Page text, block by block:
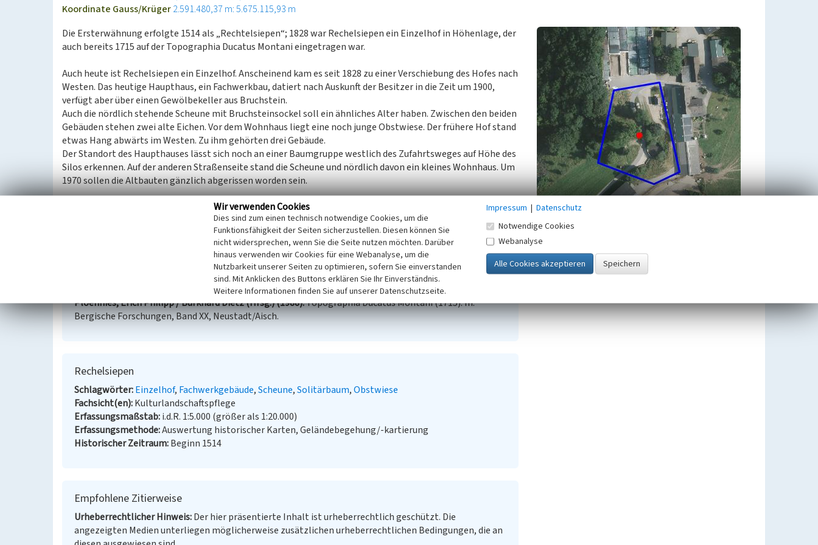
Koordinate Gauss/Krüger2.591.480,37 m: 5.675.115,93 m
Die Ersterwähnung erfolgte 1514 als „Rechtelsiepen“; 1828 war Rechelsiepen ein Einzelhof in Höhenlage, der
auch bereits 1715 auf der Topographia Ducatus Montani eingetragen war.
Auch heute ist Rechelsiepen ein Einzelhof. Anscheinend kam es seit 1828 zu einer Verschiebung des Hofes nach
Westen. Das heutige Haupthaus, ein Fachwerkbau, datiert nach Auskunft der Besitzer in die Zeit um 1900,
verfügt aber über einen Gewölbekeller aus Bruchstein.
Auch die nördlich stehende Scheune mit Bruchsteinsockel soll ein ähnliches Alter haben. Zwischen den beiden
Gebäuden stehen zwei alte Eichen. Vor dem Wohnhaus liegt eine noch junge Obstwiese. Der frühere Hof stand
etwas Hang abwärts im Westen. Zu ihm gehörten drei Gebäude.
Der Standort des Haupthauses lässt sich noch an einer Baumgruppe westlich des Zufahrtsweges auf Höhe des
Silos erkennen. Auf der anderen Straßenseite stand die Scheune und nördlich davon ein kleines Wohnhaus. Um
1970 sollen die Altbauten gänzlich abgerissen worden sein.
Pampus, Klaus / Oberbergische Abteilung 1924 e.V. des Bergischen Geschichtsvereins (Hrsg.)
Urkundliche Erstnennungen oberbergischer Orte. (Beiträge zur Oberbergischen Geschichte,
Ploennies, Erich Philipp / Burkhard Dietz (Hrsg.) (1988) Topographia Ducatus Montani (1715). In:
Bergische Forschungen, Band XX, Neustadt/Aisch.
Rechelsiepen
Schlagwörter Einzelhof Fachwerkgebäude Scheune Solitärbaum Obstwiese
Fachsicht(en) Kulturlandschaftspflege
Erfassungsmaßstab i.d.R. 1:5.000 (größer als 1:20.000)
Erfassungsmethode Auswertung historischer Karten, Geländebegehung/-kartierung
Historischer Zeitraum Beginn 1514
Empfohlene Zitierweise
Urheberrechtlicher Hinweis Der hier präsentierte Inhalt ist urheberrechtlich geschützt. Die
angezeigten Medien unterliegen möglicherweise zusätzlichen urheberrechtlichen Bedingungen, die an
Wir verwenden Cookies
Dies sind zum einen technisch notwendige Cookies, um die
Funktionsfähigkeit der Seiten sicherzustellen. Diesen können Sie
nicht widersprechen, wenn Sie die Seite nutzen möchten. Darüber
hinaus verwenden wir Cookies für eine Webanalyse, um die
Nutzbarkeit unserer Seiten zu optimieren, sofern Sie einverstanden
sind. Mit Anklicken des Buttons erklären Sie Ihr Einverständnis.
Weitere Informationen finden Sie auf unserer Datenschutzseite.
Impressum | Datenschutz
Notwendige Cookies
Webanalyse